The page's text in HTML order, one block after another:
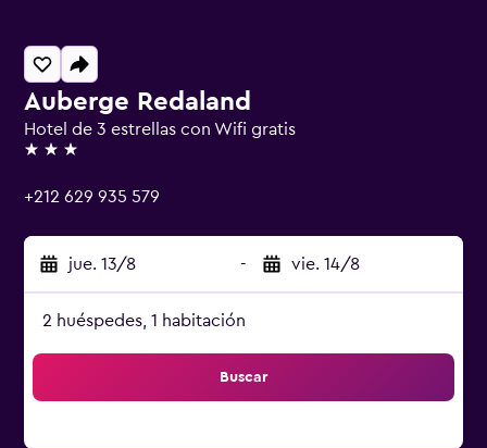
Auberge Redaland
Hotel de 3 estrellas con Wifi gratis
3 estrellas
+212 629 935 579
jue. 13/8 - vie. 14/8
2 huéspedes, 1 habitación
Buscar